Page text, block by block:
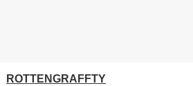
ROTTENGRAFFTY